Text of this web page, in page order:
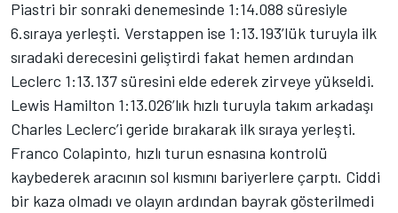
Piastri bir sonraki denemesinde 1:14.088 süresiyle
6.sıraya yerleşti. Verstappen ise 1:13.193’lük turuyla ilk
sıradaki derecesini geliştirdi fakat hemen ardından
Leclerc 1:13.137 süresini elde ederek zirveye yükseldi.
Lewis Hamilton 1:13.026’lık hızlı turuyla takım arkadaşı
Charles Leclerc’i geride bırakarak ilk sıraya yerleşti.
Franco Colapinto, hızlı turun esnasına kontrolü
kaybederek aracının sol kısmını bariyerlere çarptı. Ciddi
bir kaza olmadı ve olayın ardından bayrak gösterilmedi